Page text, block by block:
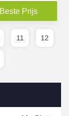
Prijs
11 12